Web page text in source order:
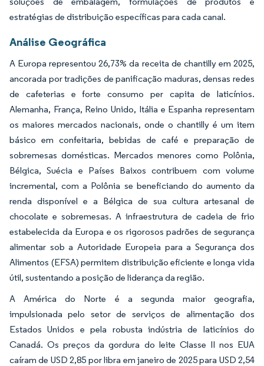
estratégias de distribuição específicas para cada canal.
Análise Geográfica
A Europa representou 26,73% da receita de chantilly em 2025,
ancorada por tradições de panificação maduras, densas redes
de cafeterias e forte consumo per capita de laticínios.
Alemanha, França, Reino Unido, Itália e Espanha representam
os maiores mercados nacionais, onde o chantilly é um item
básico em confeitaria, bebidas de café e preparação de
sobremesas domésticas. Mercados menores como Polônia,
Bélgica, Suécia e Países Baixos contribuem com volume
incremental, com a Polônia se beneficiando do aumento da
renda disponível e a Bélgica de sua cultura artesanal de
chocolate e sobremesas. A infraestrutura de cadeia de frio
estabelecida da Europa e os rigorosos padrões de segurança
alimentar sob a Autoridade Europeia para a Segurança dos
Alimentos (EFSA) permitem distribuição eficiente e longa vida
útil, sustentando a posição de liderança da região.
A América do Norte é a segunda maior geografia,
impulsionada pelo setor de serviços de alimentação dos
Estados Unidos e pela robusta indústria de laticínios do
Canadá. Os preços da gordura do leite Classe II nos EUA
caíram de USD 2,85 por libra em janeiro de 2025 para USD 2,54